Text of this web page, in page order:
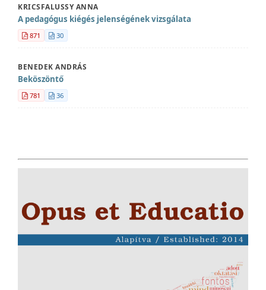
KRICSFALUSSY ANNA
A pedagógus kiégés jelenségének vizsgálata
871 30
BENEDEK ANDRÁS
Beköszöntő
781 36